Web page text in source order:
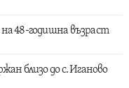
48-годишна възраст
близо до с. Иганово